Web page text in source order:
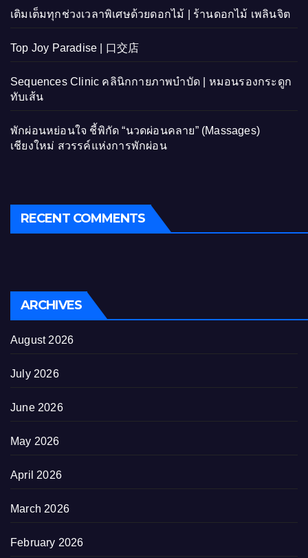
เติมเต็มทุกช่วงเวลาพิเศษด้วยดอกไม้ | ร้านดอกไม้ เพลินจิต
Top Joy Paradise | 口交店
Sequences Clinic คลินิกกายภาพบำบัด | หมอนรองกระดูก
ทับเส้น
พักผ่อนหย่อนใจ ชี้พิกัด “นวดผ่อนคลาย” (Massages)
เชียงใหม่ สวรรค์แห่งการพักผ่อน
RECENT COMMENTS
ARCHIVES
August 2026
July 2026
June 2026
May 2026
April 2026
March 2026
February 2026